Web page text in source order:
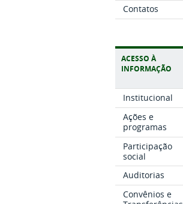
Contatos
ACESSO À
INFORMAÇÃO
Institucional
Ações e
programas
Participação
social
Auditorias
Convênios e